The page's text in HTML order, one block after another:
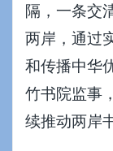
隔，一条交
两岸，通过
和传播中华
竹书院监事
续推动两岸